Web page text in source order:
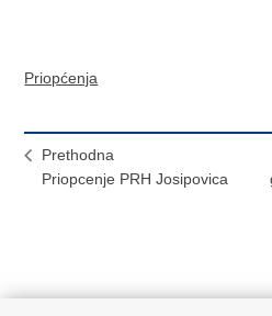
Priopćenja
Prethodna
Priopcenje PRH Josipovica